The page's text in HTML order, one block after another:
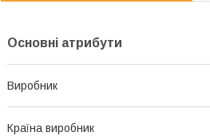
Основні атрибути
Виробник
Країна виробник